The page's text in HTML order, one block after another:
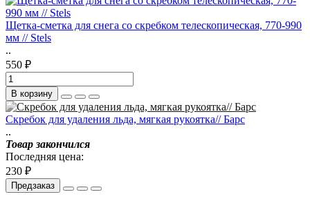
Щетка-сметка для снега со скребком телескопическая, 770-990
мм // Stels
..
550 ₽
В корзину
Скребок для удаления льда, мягкая рукоятка// Барс
..
Товар закончился
Последняя цена:
230 ₽
Предзаказ